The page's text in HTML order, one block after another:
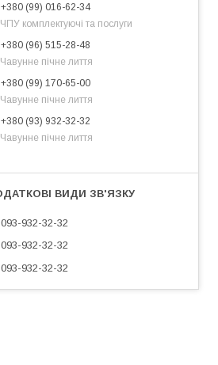
+380 (99) 016-62-34
ЧПУ комплектуючі та послуги
+380 (96) 515-28-48
Чавунне пічне лиття
+380 (99) 170-65-00
Чавунне пічне лиття
+380 (93) 932-32-32
Чавунне пічне лиття
093-932-32-32
093-932-32-32
093-932-32-32